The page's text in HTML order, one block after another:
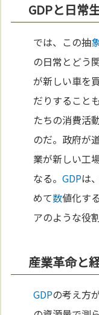
GDPと日常
では、この抽
の日常とどう
が新しい車を
だりすること
たちの消費活
のだ。政府が
業が新しい工
なる。GDPは
めて数値化す
アのような役
産業革命と
GDPの考え方